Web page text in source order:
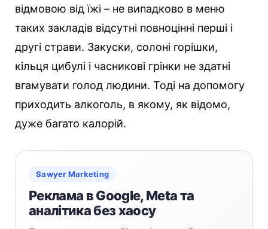
відмовою від їжі – не випадково в меню
таких закладів відсутні повноцінні перші і
другі страви. Закуски, солоні горішки,
кільця цибулі і часникові грінки не здатні
вгамувати голод людини. Тоді на допомогу
приходить алкоголь, в якому, як відомо,
дуже багато калорій.
Sawyer Marketing
Реклама в Google, Meta та
аналітика без хаосу